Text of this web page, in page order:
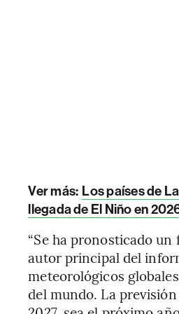
Ver más: Los países de
llegada de El Niño en
“Se ha pronosticado
autor principal del
meteorológicos
del mundo. La